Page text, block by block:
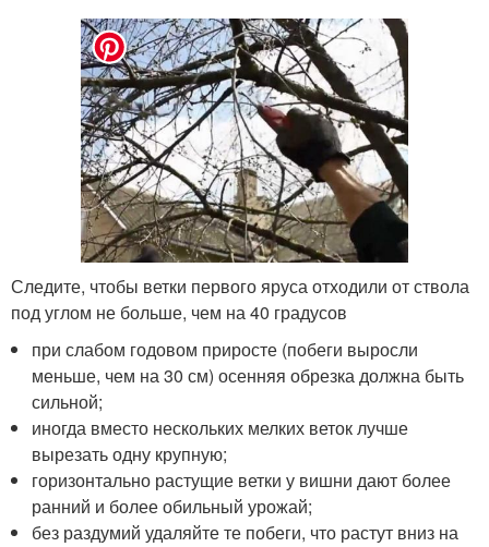
Следите, чтобы ветки первого яруса отходили от ствола
под углом не больше, чем на 40 градусов
при слабом годовом приросте (побеги выросли
меньше, чем на 30 см) осенняя обрезка должна быть
сильной;
иногда вместо нескольких мелких веток лучше
вырезать одну крупную;
горизонтально растущие ветки у вишни дают более
ранний и более обильный урожай;
без раздумий удаляйте те побеги, что растут вниз на